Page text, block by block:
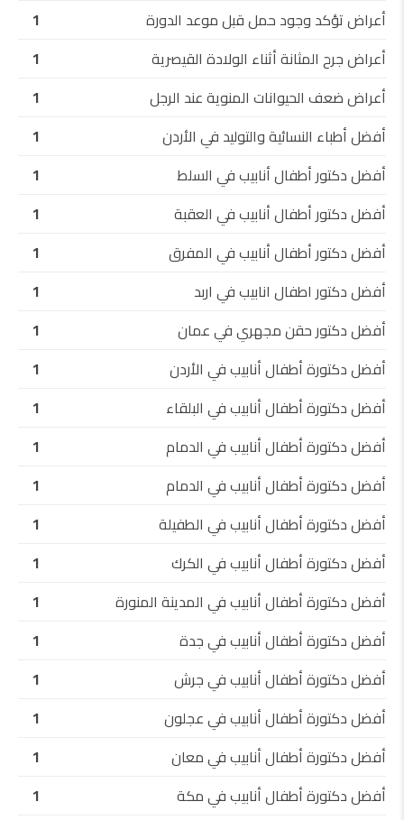
أعراض تؤكد وجود حمل قبل موعد الدورة
1
أعراض جرح المثانة أثناء الولادة القيصرية
1
أعراض ضعف الحيوانات المنوية عند الرجل
1
أفضل أطباء النسائية والتوليد في الأردن
1
أفضل دكتور أطفال أنابيب في السلط
1
أفضل دكتور أطفال أنابيب في العقبة
1
أفضل دكتور أطفال أنابيب في المفرق
1
أفضل دكتور اطفال انابيب في اربد
1
أفضل دكتور حقن مجهري في عمان
1
أفضل دكتورة أطفال أنابيب في الأردن
1
أفضل دكتورة أطفال أنابيب في البلقاء
1
أفضل دكتورة أطفال أنابيب في الدمام
1
أفضل دكتورة أطفال أنابيب في الدمام
1
أفضل دكتورة أطفال أنابيب في الطفيلة
1
أفضل دكتورة أطفال أنابيب في الكرك
1
أفضل دكتورة أطفال أنابيب في المدينة المنورة
1
أفضل دكتورة أطفال أنابيب في جدة
1
أفضل دكتورة أطفال أنابيب في جرش
1
أفضل دكتورة أطفال أنابيب في عجلون
1
أفضل دكتورة أطفال أنابيب في معان
1
أفضل دكتورة أطفال أنابيب في مكة
1